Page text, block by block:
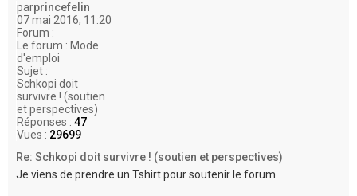
parprincefelin
07 mai 2016, 11:20
Forum :
Le forum : Mode
d'emploi
Sujet :
Schkopi doit
survivre ! (soutien
et perspectives)
Réponses : 47
Vues : 29699
Re: Schkopi doit survivre ! (soutien et perspectives)
Je viens de prendre un Tshirt pour soutenir le forum